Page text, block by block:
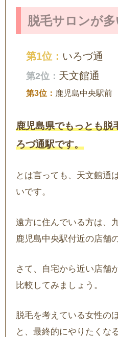
脱毛サロンが
いろづ通
天文館通
鹿児島中央駅前
鹿児島県でもっとも脱
ろづ通駅です。
とは言っても、天文館通
いです。
遠方に住んでいる方は、
鹿児島中央駅付近の店舗
さて、自宅から近い店舗
比較してみましょう。
脱毛を考えている女性の
と、最終的にやりたくな